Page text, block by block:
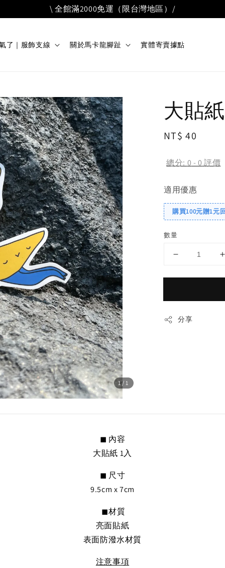
/ 10 / 16 起，消費金額未滿 150 元（不含運費）之訂單恕不
了｜服飾支線 關於馬卡龍腳趾 實體寄賣據點
1/1
大貼
Regular
NT$ 40
總分: 0 -0 評價
適用優惠
購買100元贈1元
數量
分享
◼︎ 內容
大貼紙 1入
◼︎ 尺寸
9.5cm x 7cm
◼︎材質
亮面貼紙
表面防潑水材質
注意事項